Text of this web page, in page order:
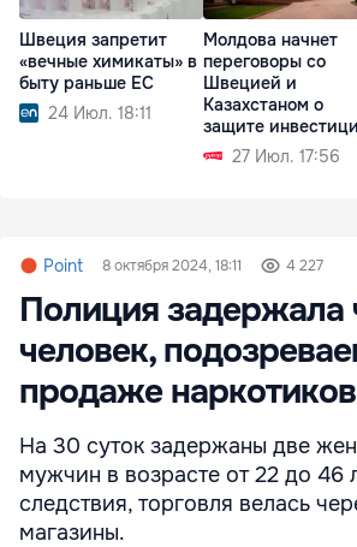
Швеция запретит
«вечные химикаты» в
быту раньше ЕС
24 Июл. 18:11
Молдова начнет
переговоры со
Швецией и
Казахстаном о
защите
27 Июл. 17:56
Point 8 октября 2024, 18:11 4 227
Полиция задержала
человек,
продаже наркотиков
На 30 суток задержаны две
мужчин в возрасте от 22 до 46
следствия, торговля велась
магазины.